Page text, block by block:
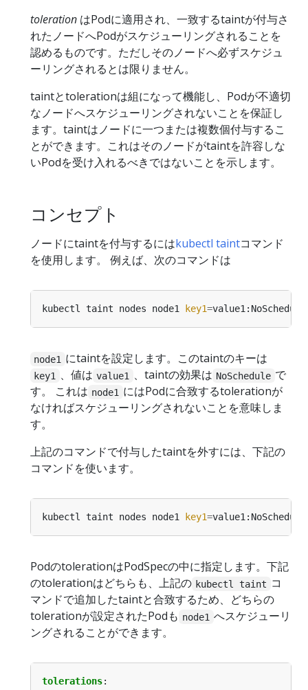
toleration はPodに適用され、一致するtaintが付与さ
れたノードへPodがスケジューリングされることを
認めるものです。ただしそのノードへ必ずスケジュ
ーリングされるとは限りません。
taintとtolerationは組になって機能し、Podが不適切
なノードへスケジューリングされないことを保証し
ます。taintはノードに一つまたは複数個付与するこ
とができます。これはそのノードがtaintを許容しな
いPodを受け入れるべきではないことを示します。
コンセプト
ノードにtaintを付与するにはkubectl taintコマンド
を使用します。 例えば、次のコマンドは
kubectl taint nodes node1 key1=
node1 にtaintを設定します。このtaintのキーは
key1 、値は value1 、taintの効果は NoSchedule で
す。 これは node1 にはPodに合致するtolerationが
なければスケジューリングされないことを意味しま
す。
上記のコマンドで付与したtaintを外すには、下記の
コマンドを使います。
kubectl taint nodes node1 key1=
PodのtolerationはPodSpecの中に指定します。下記
のtolerationはどちらも、上記の kubectl taint コ
マンドで追加したtaintと合致するため、どちらの
tolerationが設定されたPodも node1 へスケジューリ
ングされることができます。
tolerations: